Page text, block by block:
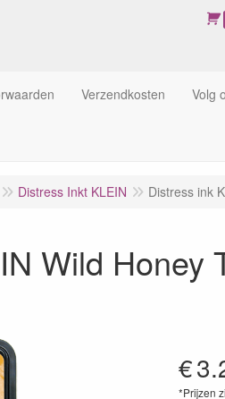
Verzendkosten Volg
Distress Inkt KLEIN Distress ink
Wild Honey
€
*Prijzen